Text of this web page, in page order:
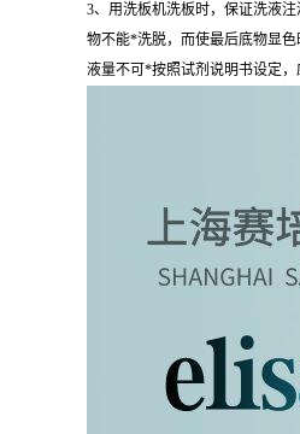
3、用洗板机洗板时，保证洗液
物不能*洗脱，而使最后底物显
液量不可*按照试剂说明书设定